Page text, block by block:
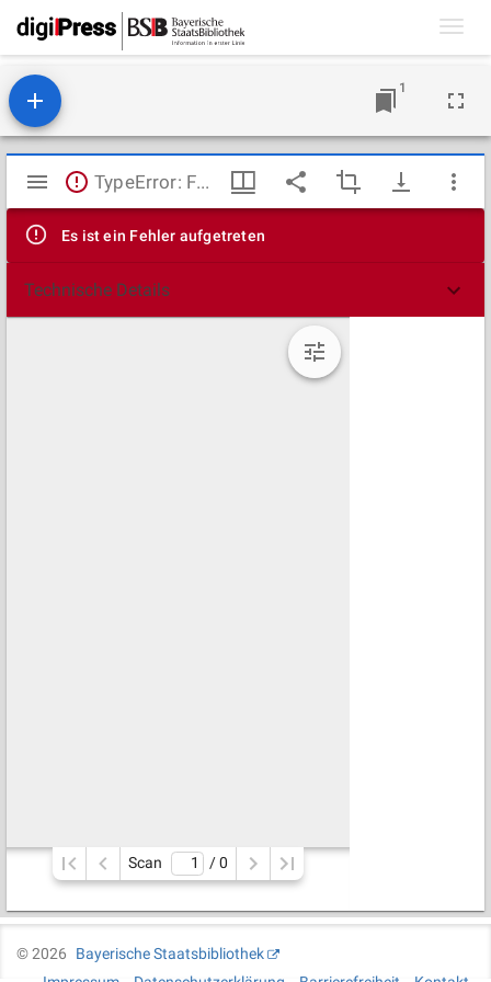
1
Mirador
Viewer
TypeError: Failed to fetch
Es ist ein Fehler aufgetreten
Technische Details
Scan / 0
©2026
Bayerische Staatsbibliothek